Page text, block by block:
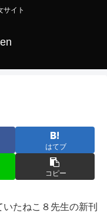
サイト
はてブ
コピー
たねこ８先生の新刊